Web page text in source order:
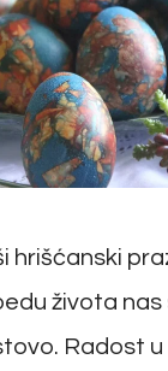
hrišćanski
života nas
Radost u